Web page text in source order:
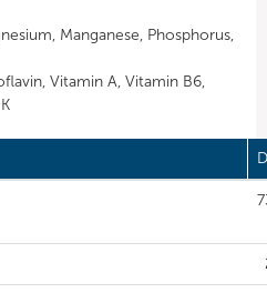
Manganese, Phosphorus,
Vitamin A, Vitamin B6,